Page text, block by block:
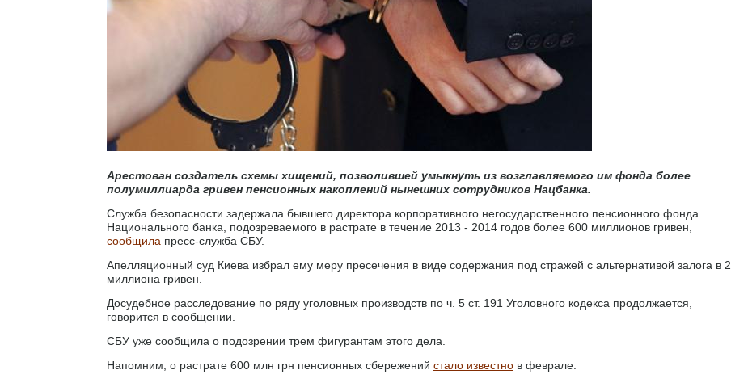
Арестован создатель схемы хищений, позволившей умыкнуть из возглавляемого им фонда более
полумиллиарда гривен пенсионных накоплений нынешних сотрудников Нацбанка.
Служба безопасности задержала бывшего директора корпоративного негосударственного пенсионного фонда
Национального банка, подозреваемого в растрате в течение 2013 - 2014 годов более 600 миллионов гривен,
сообщила пресс-служба СБУ.
Апелляционный суд Киева избрал ему меру пресечения в виде содержания под стражей с альтернативой залога в 2
миллиона гривен.
Досудебное расследование по ряду уголовных производств по ч. 5 ст. 191 Уголовного кодекса продолжается,
говорится в сообщении.
СБУ уже сообщила о подозрении трем фигурантам этого дела.
Напомним, о растрате 600 млн грн пенсионных сбережений стало известно в феврале.